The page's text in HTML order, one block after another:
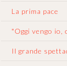
La prima pace
"Oggi vengo io,
Il grande